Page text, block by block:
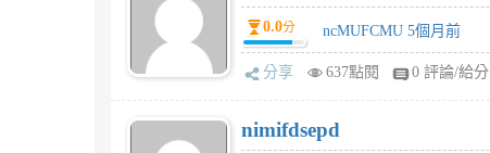
0.0分 ncMUFCMU 5個月前
分享 637點閱 0 評論/給分
nimifdsepd